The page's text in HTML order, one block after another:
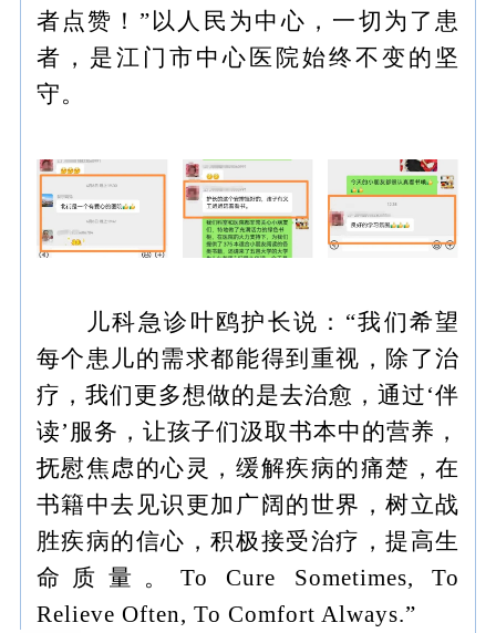
者点赞！”以人民为中心，一切为了患
者，是江门市中心医院始终不变的坚
守。
儿科急诊叶鸥护长说：“我们希望
每个患儿的需求都能得到重视，除了治
疗，我们更多想做的是去治愈，通过‘伴
读’服务，让孩子们汲取书本中的营养，
抚慰焦虑的心灵，缓解疾病的痛楚，在
书籍中去见识更加广阔的世界，树立战
胜疾病的信心，积极接受治疗，提高生
命质量。To Cure Sometimes, To
Relieve Often, To Comfort Always.”